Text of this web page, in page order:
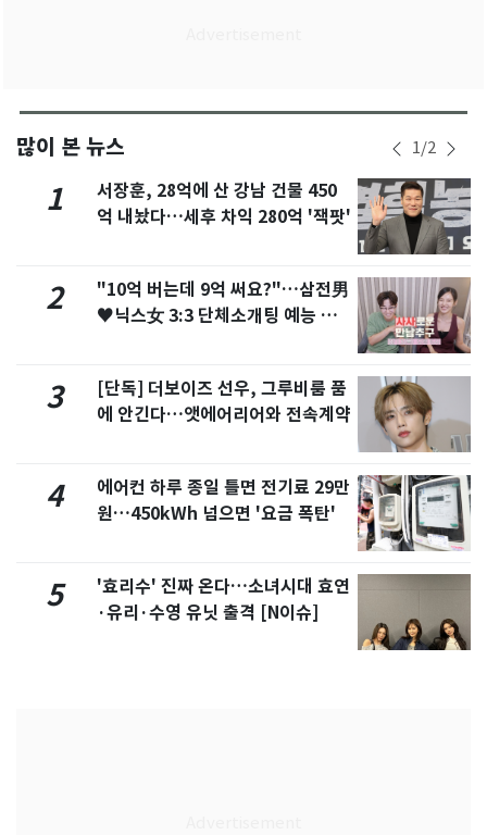
많이 본 뉴스 1/2
1
서장훈, 28억에 산 강남 건물 450
억 내놨다…세후 차익 280억 '잭팟'
2
"10억 버는데 9억 써요?"…삼전男
♥닉스女 3:3 단체소개팅 예능 화
3
[단독] 더보이즈 선우, 그루비룸 품
에 안긴다…앳에어리어와 전속계약
4
에어컨 하루 종일 틀면 전기료 29만
원…450kWh 넘으면 '요금 폭탄'
5
'효리수' 진짜 온다…소녀시대 효연
·유리·수영 유닛 출격 [N이슈]